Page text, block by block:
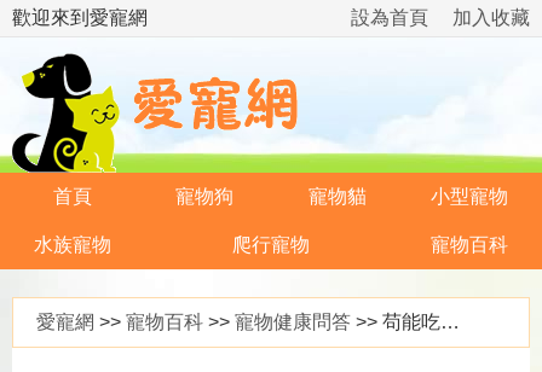
歡迎來到愛寵網 加入收藏
設為首頁
首頁 寵物狗 寵物貓 小型寵物
水族寵物 爬行寵物 寵物百科
愛寵網 >> 寵物百科 >> 寵物健康問答 >> 苟能吃生肉麼